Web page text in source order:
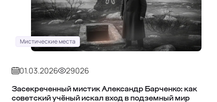
Мистические места
01.03.2026 29026
Засекреченный мистик Александр Барченко: как
советский учёный искал вход в подземный мир